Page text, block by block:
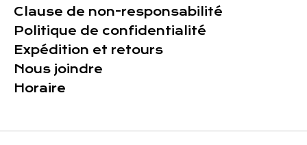
Clause de non-responsabilité
Politique de confidentialité
Expédition et retours
Nous joindre
Horaire